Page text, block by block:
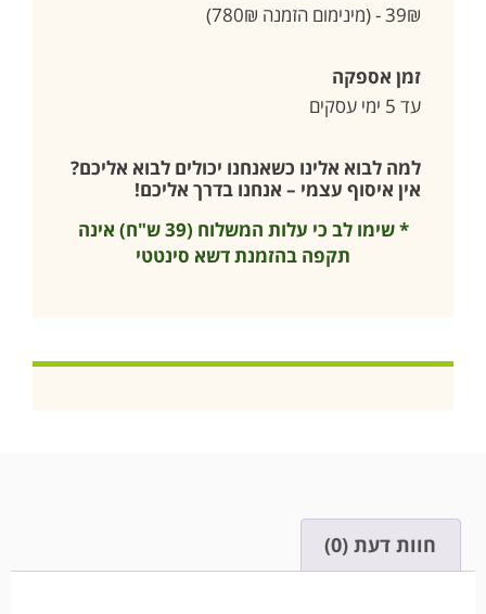
39₪ - (מינימום הזמנה 780₪)
זמן אספקה
עד 5 ימי עסקים
למה לבוא אלינו כשאנחנו יכולים לבוא אליכם?
אין איסוף עצמי – אנחנו בדרך אליכם!
* שימו לב כי עלות המשלוח (39 ש"ח) אינה
תקפה בהזמנת דשא סינטטי
חוות דעת (0)